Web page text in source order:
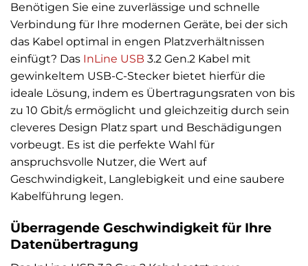
Benötigen Sie eine zuverlässige und schnelle
Verbindung für Ihre modernen Geräte, bei der sich
das Kabel optimal in engen Platzverhältnissen
einfügt? Das InLine USB 3.2 Gen.2 Kabel mit
gewinkeltem USB-C-Stecker bietet hierfür die
ideale Lösung, indem es Übertragungsraten von bis
zu 10 Gbit/s ermöglicht und gleichzeitig durch sein
cleveres Design Platz spart und Beschädigungen
vorbeugt. Es ist die perfekte Wahl für
anspruchsvolle Nutzer, die Wert auf
Geschwindigkeit, Langlebigkeit und eine saubere
Kabelführung legen.
Überragende Geschwindigkeit für Ihre
Datenübertragung